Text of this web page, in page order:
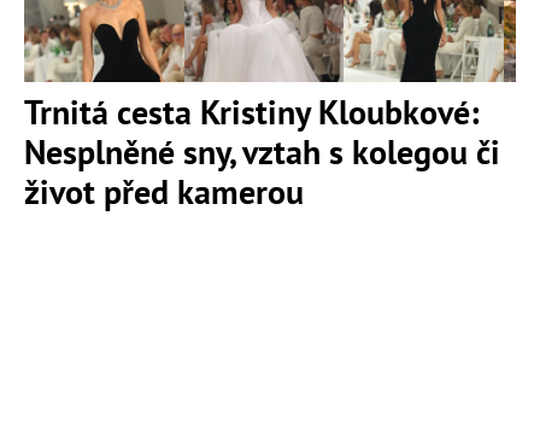
Trnitá cesta Kristiny Kloubkové:
Nesplněné sny, vztah s kolegou či
život před kamerou